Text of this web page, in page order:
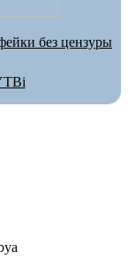
без цензуры